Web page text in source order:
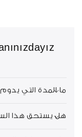
ما المدة التي
هل يستحق هذا